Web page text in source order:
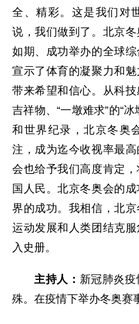
全、精彩。这是我们对
说，我们做到了。北京
如期、成功举办的全球
宣示了体育的凝聚力和
带来希望和信心。从科
吉祥物、“一墩难求”的“
和世界纪录，北京冬奥
注，成为迄今收视率最
会也给予我们高度肯定
国人民。北京冬奥会的
界的成功。我相信，北
运动发展和人类团结克
入史册。
主持人： 新冠肺炎
殊。在疫情下举办冬奥赛